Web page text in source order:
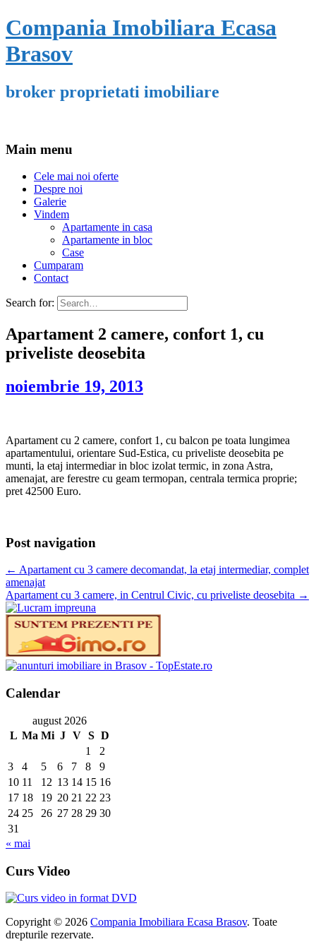
Compania Imobiliara Ecasa
Brasov
broker proprietati imobiliare
Main menu
Cele mai noi oferte
Despre noi
Galerie
Vindem
Apartamente in casa
Apartamente in bloc
Case
Cumparam
Contact
Search for:
Apartament 2 camere, confort 1, cu
priveliste deosebita
noiembrie 19, 2013
Apartament cu 2 camere, confort 1, cu balcon pe toata lungimea
apartamentului, orientare Sud-Estica, cu priveliste deosebita pe
munti, la etaj intermediar in bloc izolat termic, in zona Astra,
amenajat, are ferestre cu geam termopan, centrala termica proprie;
pret 42500 Euro.
Post navigation
← Apartament cu 3 camere decomandat, la etaj intermediar, complet
amenajat
Apartament cu 3 camere, in Centrul Civic, cu priveliste deosebita →
Calendar
august 2026
L Ma Mi J V S D
1
2
3
4 5 6 7 8
9
10 11 12 13 14 15 16
17 18 19 20 21 22 23
24 25 26 27 28 29 30
31
« mai
Curs Video
Copyright © 2026 Compania Imobiliara Ecasa Brasov. Toate
drepturile rezervate.